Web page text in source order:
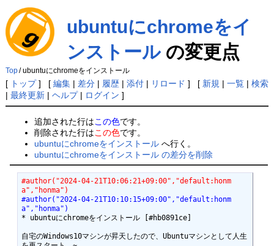
ubuntuにchromeをイ
ンストールの変更点
Top/ ubuntuにchromeをインストール
[ トップ] [ 編集| 差分| 履歴| 添付| リロード ] [ 新規 | 一覧| 検索
| 最終更新| ヘルプ| ログイン ]
追加された行はこの色です。
削除された行はこの色です。
ubuntuにchromeをインストール へ行く。
ubuntuにchromeをインストール の差分を削除
#author("2024-04-21T10:06:21+09:00","default:honm
a","honma")
#author("2024-04-21T10:10:15+09:00","default:honm
a","honma")
* ubuntuにchromeをインストール [#hb0891ce]
自宅のWindows10マシンが昇天したので、Ubuntuマシンとして人生